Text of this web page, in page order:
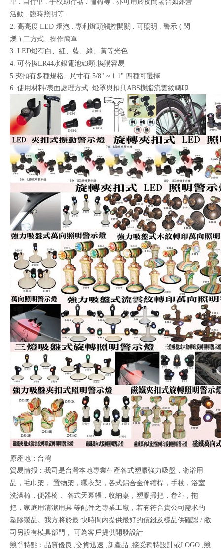
車 . 自行車 . 手杖助行器 . 輪椅等 . 亦可用於夜間場合如露營
活動 . 臨時照明等
2. 高亮度 LED 燈泡 . 專利燈頭觸控開關 . 可照明 . 警示 ( 閃
爍 ) 二方式 . 操作簡單
3. LED燈有白、紅、藍、綠、黃等光色
4. 可替換LR44水銀電池x3顆.換購容易
5.夾扣有多種規格 . 尺寸有 5/8" ~ 1.1" 四種可選擇
6. 使用材料/表面處理方式: 燈罩與扣具ABS樹脂流雲紋轉印
原產地：台灣
貿易情报：我司是台灣本地專業生產各式塑膠強力吸盤，衛浴用
品，毛巾架， 置物架，曬衣架，各式鋁合金伸縮桿，手杖，浴室
洗澡椅，便器椅 、各式天幕帳，收納桌，塑膠掃把，畚斗，拖
把，家庭用清潔用具 等配件之專業工廠，若有符合貴公司需求的
塑膠製品。我方將於最 快時間內提供最好的價錢及樣品供確認 / 敝
司另設有模具部門， 可為客戶提供開發設計
競爭特點：品質優良 ,交貨迅速 ,新產品 ,接受獨特設計或LOGO ,競